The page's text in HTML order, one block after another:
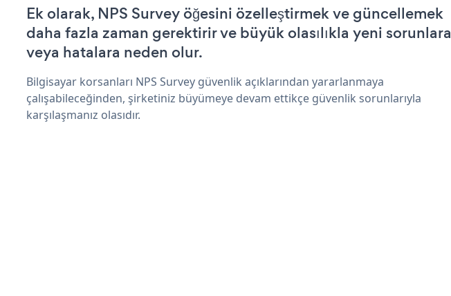
Ek olarak, NPS Survey öğesini özelleştirmek ve güncellemek
daha fazla zaman gerektirir ve büyük olasılıkla yeni sorunlara
veya hatalara neden olur.
Bilgisayar korsanları NPS Survey güvenlik açıklarından yararlanmaya
çalışabileceğinden, şirketiniz büyümeye devam ettikçe güvenlik sorunlarıyla
karşılaşmanız olasıdır.